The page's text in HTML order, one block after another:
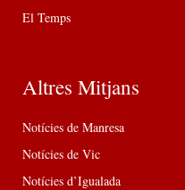
El Temps
Altres Mitjans
Notícies de Manresa
Notícies de Vic
Notícies d’Igualada